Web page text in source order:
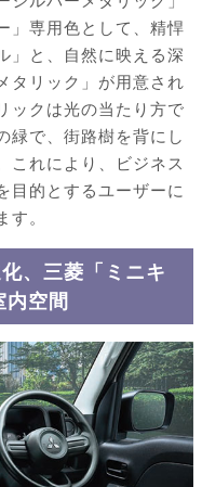
」専用色として、精悍
」と、自然に映える深
タリック」が用意され
ックは光の当たり方で
緑で、街路樹を背にし
これにより、ビジネス
目的とするユーザーに
。
、三菱「ミニキ
内空間